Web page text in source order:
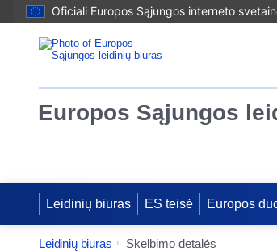
Oficiali Europos Sąjungos interneto
Europos Sąjungos
Leidinių biuras ES teisė Europos
Leidinių biuras Skelbimo detalės